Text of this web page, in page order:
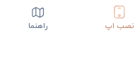
نصب اپ راهنما